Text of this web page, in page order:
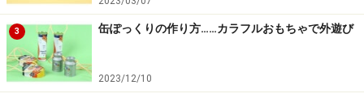
3 缶ぽっくりの作り方……カラフルおもちゃで外遊び
2023/12/10